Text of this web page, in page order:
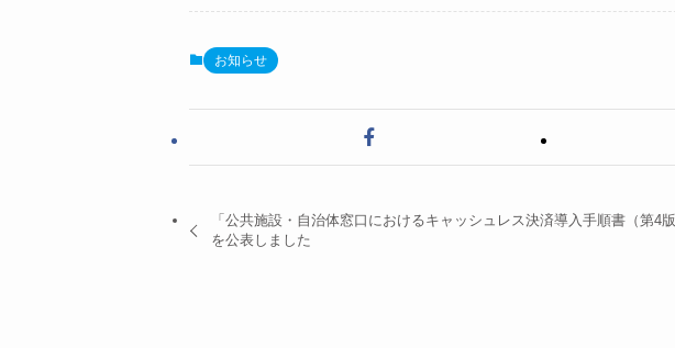
お知らせ
「公共施設・自治体窓口におけるキャッシュレス決済導入手順書（第4版
を公表しました